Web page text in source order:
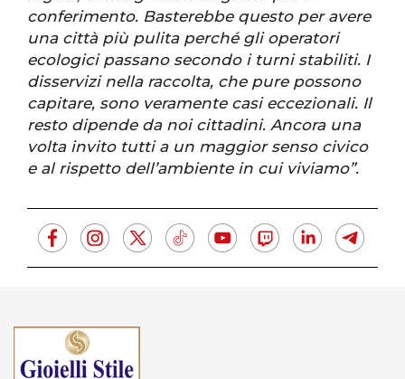
conferimento. Basterebbe questo per avere
una città più pulita perché gli operatori
ecologici passano secondo i turni stabiliti. I
disservizi nella raccolta, che pure possono
capitare, sono veramente casi eccezionali. Il
resto dipende da noi cittadini. Ancora una
volta invito tutti a un maggior senso civico
e al rispetto dell’ambiente in cui viviamo”.